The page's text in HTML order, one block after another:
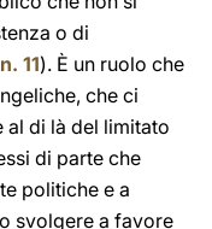
o di
11). È un ruolo che
che ci
al di là del limitato
di parte che
politiche e a
svolgere a favore